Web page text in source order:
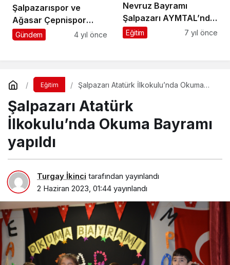
Şalpazarıspor ve
Ağasar Çepnispor
Play-Off’ta…
Gündem 4 yıl önce
Nevruz Bayramı
Şalpazarı AYMTAL’nde
coşkuyla kutlandı
Eğitim 7 yıl önce
Eğitim
Şalpazarı Atatürk İlkokulu’nda Okuma
Şalpazarı Atatürk
İlkokulu’nda Okuma Bayramı
yapıldı
Turgay İkinci tarafından yayınlandı
2 Haziran 2023, 01:44 yayınlandı